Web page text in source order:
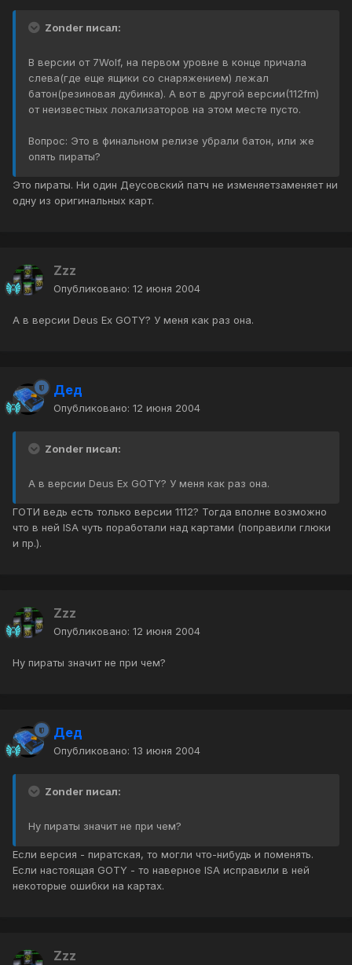
Zonder писал:
В версии от 7Wolf, на первом уровне в конце причала
слева(где еще ящики со снаряжением) лежал
батон(резиновая дубинка). А вот в другой версии(112fm)
от неизвестных локализаторов на этом месте пусто.
Вопрос: Это в финальном релизе убрали батон, или же
опять пираты?
Это пираты. Ни один Деусовский патч не изменяетзаменяет ни
одну из оригинальных карт.
Zzz
Опубликовано: 12 июня 2004
А в версии Deus Ex GOTY? У меня как раз она.
Дед
Опубликовано: 12 июня 2004
Zonder писал:
А в версии Deus Ex GOTY? У меня как раз она.
ГОТИ ведь есть только версии 1112? Тогда вполне возможно
что в ней ISA чуть поработали над картами (поправили глюки
и пр.).
Zzz
Опубликовано: 12 июня 2004
Ну пираты значит не при чем?
Дед
Опубликовано: 13 июня 2004
Zonder писал:
Ну пираты значит не при чем?
Если версия - пиратская, то могли что-нибудь и поменять.
Если настоящая GOTY - то наверное ISA исправили в ней
некоторые ошибки на картах.
Zzz